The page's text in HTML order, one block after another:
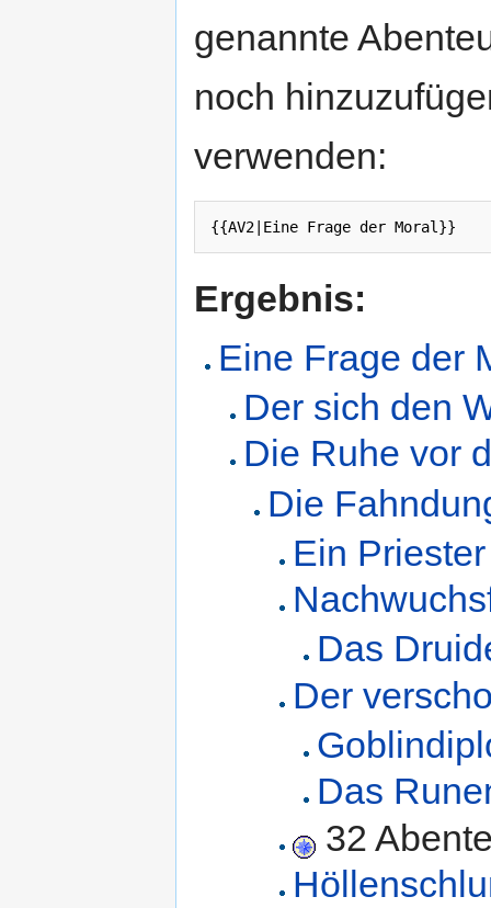
genannte
noch
verwenden:
Ergebnis:
Eine Frage der
Der sich den
Die Ruhe vor
Die
Ein
Das
Der
Das
32